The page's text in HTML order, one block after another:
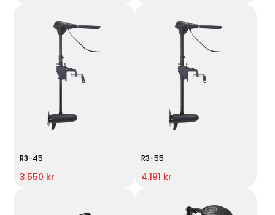
R3-45
3.550 kr
R3-55
4.191 kr